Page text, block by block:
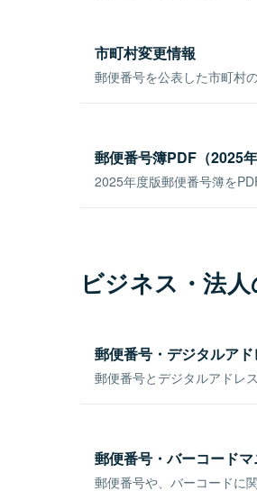
市町村変更情報
郵便番号を公表した市町村
郵便番号簿PDF（2025年
2025年度版郵便番号簿を
ビジネス・法
郵便番号・デジタルア
郵便番号とデジタルアドレ
郵便番号・バーコード
郵便番号や、バーコードに